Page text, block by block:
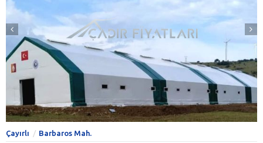
Çayırlı Barbaros Mah.